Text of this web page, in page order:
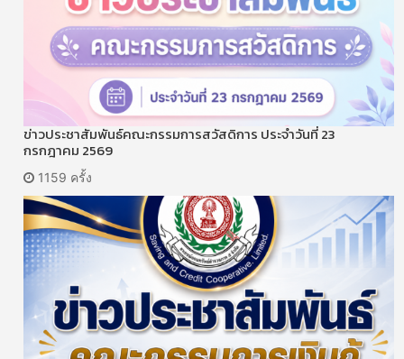
ข่าวประชาสัมพันธ์คณะกรรมการสวัสดิการ ประจำวันที่ 23
กรกฎาคม 2569
1159 ครั้ง